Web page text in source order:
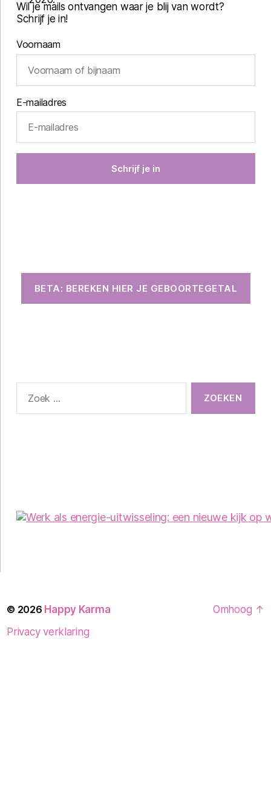
Wil je mails ontvangen waar je blij van wordt?
Schrijf je in!
Voornaam
E-mailadres
BETA: BEREKEN HIER JE GEBOORTEGETAL
naar:
© 2026 Happy Karma
Privacy verklaring
Omhoog ↑